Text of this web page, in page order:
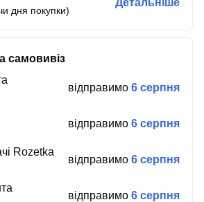
дня покупки)
самовивіз
відправимо 6 серпня
відправимо 6 серпня
Rozetka
відправимо 6 серпня
відправимо 6 серпня